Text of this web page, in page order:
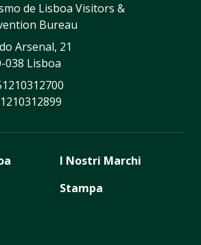
de Lisboa Visitors &
Bureau
Arsenal, 21
038 Lisboa
I Nostri Marchi
Stampa